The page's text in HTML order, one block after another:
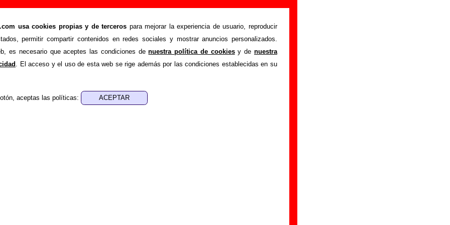
usa cookies propias y de terceros para mejorar la experiencia de usuario, reproducir
permitir compartir contenidos en redes sociales y mostrar anuncios personalizados.
es necesario que aceptes las condiciones denuestra política de cookiesy denuestra
. El acceso y el uso de esta web se rige además por las condiciones establecidas en su
aceptas las políticas:
canción de Xabel Vegas y Las Uvas De La Ira (Letra e
y Las Uvas De La Ira >Canciones >Enciéndeme
recopilar todo tipo de información sobre la canción "Enciéndeme" interpretada
Uvas De La Ira
cargo de otros grupos... Si encuentras errores o tienes información adicional,